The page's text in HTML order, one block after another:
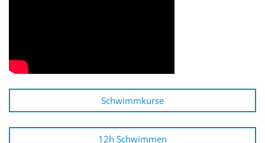
Schwimmkurse
12h Schwimmen